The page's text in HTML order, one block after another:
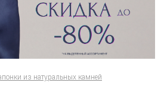
из натуральных камней